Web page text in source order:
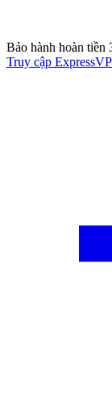
Bảo hành hoàn tiền
Truy cập